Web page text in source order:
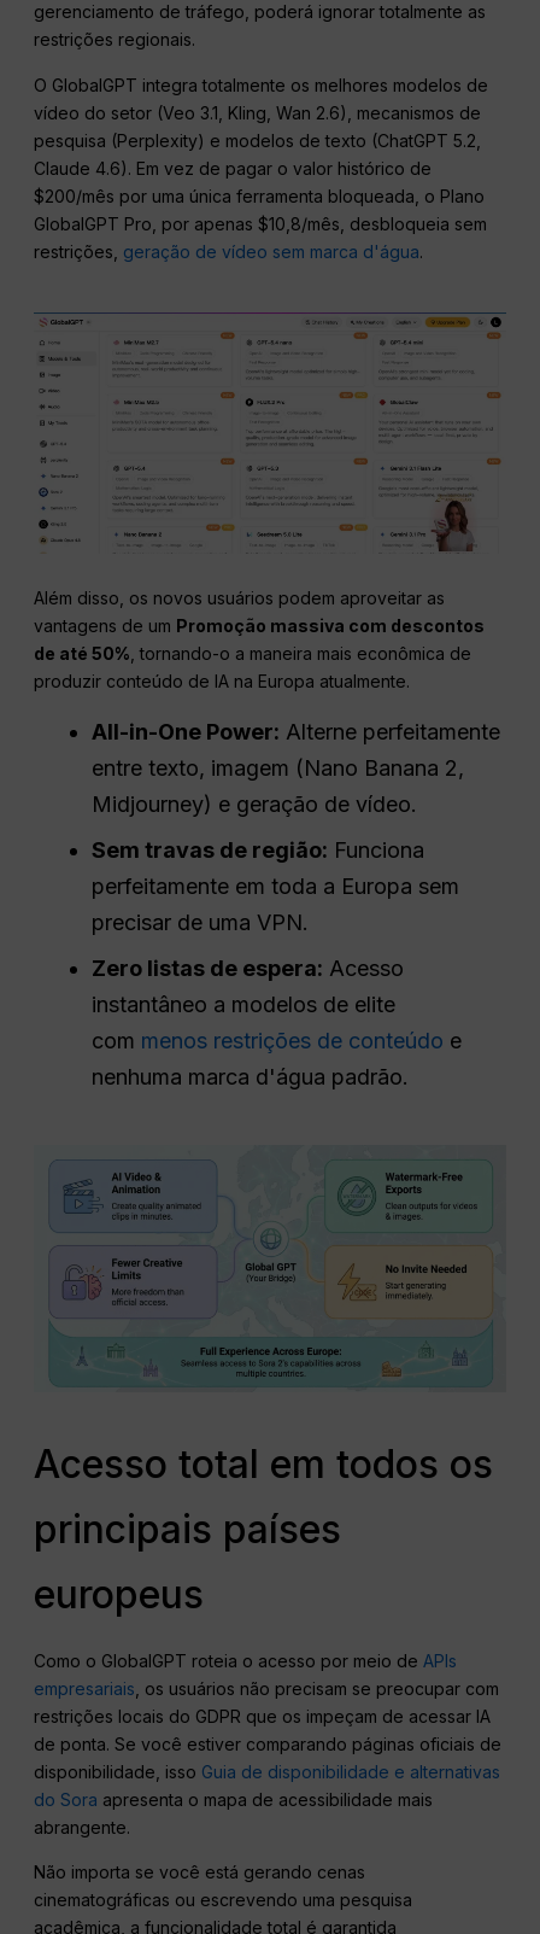
gerenciamento de tráfego, poderá ignorar totalmente as
restrições regionais.
O GlobalGPT integra totalmente os melhores modelos de
vídeo do setor (Veo 3.1, Kling, Wan 2.6), mecanismos de
pesquisa (Perplexity) e modelos de texto (ChatGPT 5.2,
Claude 4.6). Em vez de pagar o valor histórico de
$200/mês por uma única ferramenta bloqueada, o Plano
GlobalGPT Pro, por apenas $10,8/mês, desbloqueia sem
restrições, geração de vídeo sem marca d'água.
Além disso, os novos usuários podem aproveitar as
vantagens de um Promoção massiva com descontos
de até 50% , tornando-o a maneira mais econômica de
produzir conteúdo de IA na Europa atualmente.
All-in-One Power: Alterne perfeitamente
entre texto, imagem (Nano Banana 2,
Midjourney) e geração de vídeo.
Sem travas de região: Funciona
perfeitamente em toda a Europa sem
precisar de uma VPN.
Zero listas de espera: Acesso
instantâneo a modelos de elite
com menos restrições de conteúdo e
nenhuma marca d'água padrão.
Acesso total em todos os
principais países
europeus
Como o GlobalGPT roteia o acesso por meio deAPIs
empresariais , os usuários não precisam se preocupar com
restrições locais do GDPR que os impeçam de acessar IA
de ponta. Se você estiver comparando páginas oficiais de
disponibilidade, isso Guia de disponibilidade e alternativas
do Sora apresenta o mapa de acessibilidade mais
abrangente.
Não importa se você está gerando cenas
cinematográficas ou escrevendo uma pesquisa
acadêmica, a funcionalidade total é garantida